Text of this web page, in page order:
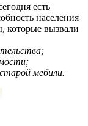
есть
населения
которые вызвали
мебили.